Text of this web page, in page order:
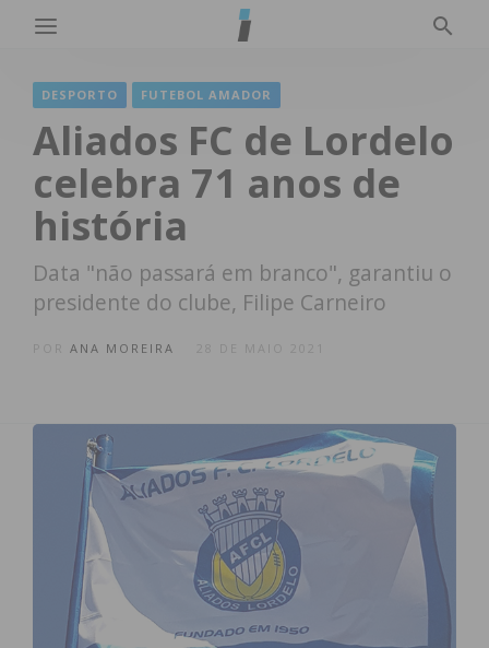
DESPORTO FUTEBOL AMADOR
Aliados FC de Lordelo
celebra 71 anos de
história
Data "não passará em branco", garantiu o
presidente do clube, Filipe Carneiro
ANA MOREIRA 28 DE MAIO 2021